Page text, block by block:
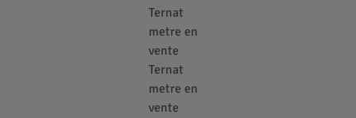
Ternat
metre en
vente
Ternat
metre en
vente